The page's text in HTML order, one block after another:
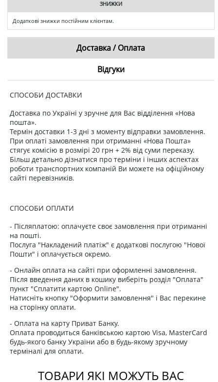
ЗНИЖКИ
Додаткові знижки постійним клієнтам.
Доставка / Оплата
Відгуки
СПОСОБИ ДОСТАВКИ
Доставка по Україні у зручне для Вас відділення «Нова
пошта».
Термін доставки 1-3 дні з моменту відправки замовлення.
При оплаті замовлення при отриманні «Нова Пошта»
стягує комісію в розмірі 20 грн + 2% від суми переказу.
Більш детально дізнатися про терміни і інших аспектах
роботи транспортних компаній Ви можете на офіційному
сайті перевізників.
СПОСОБИ ОПЛАТИ
- Післяплатою: оплачуєте своє замовлення при отриманні
на пошті.
Послуга "Накладений платіж" є додаткові послугою "Нової
Пошти" і оплачується окремо.
- Онлайн оплата на сайті при оформленні замовлення.
Після введення даних в кошику виберіть розділ "Оплата"
пункт "Сплатити картою Online".
Натисніть кнопку "Оформити замовлення" і Вас перекине
на сторінку оплати.
- Оплата на карту Приват Банку.
Оплата проводиться банківською картою Visa, MasterCard
будь-якого банку України або в будь-якому зручному
терміналі для оплати.
ТОВАРИ ЯКІ МОЖУТЬ ВАС